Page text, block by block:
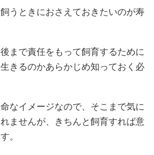
うときにおさえておきたいのが寿
まで責任をもって飼育するために
きるのかあらかじめ知っておく必
なイメージなので、そこまで気に
ませんが、きちんと飼育すれば意
。